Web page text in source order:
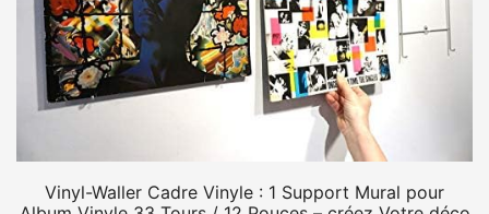
Vinyl-Waller Cadre Vinyle : 1 Support Mural pour